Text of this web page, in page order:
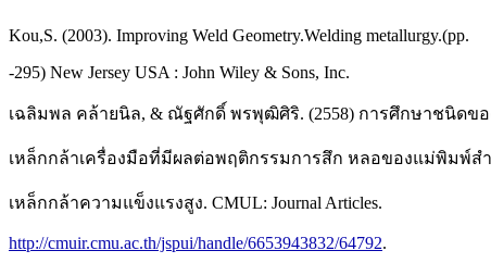
Kou,S. (2003). Improving Weld Geometry.Welding metallurgy.(pp.
-295) New Jersey USA : John Wiley & Sons, Inc.
เฉลิมพล คล้ายนิล, & ณัฐศักดิ์ พรพุฒิศิริ. (2558) การศึกษาชนิดขอ
เหล็กกล้าเครื่องมือที่มีผลต่อพฤติกรรมการสึก หลอของแม่พิมพ์ส
เหล็กกล้าความแข็งแรงสูง. CMUL: Journal Articles.
http://cmuir.cmu.ac.th/jspui/handle/6653943832/64792.